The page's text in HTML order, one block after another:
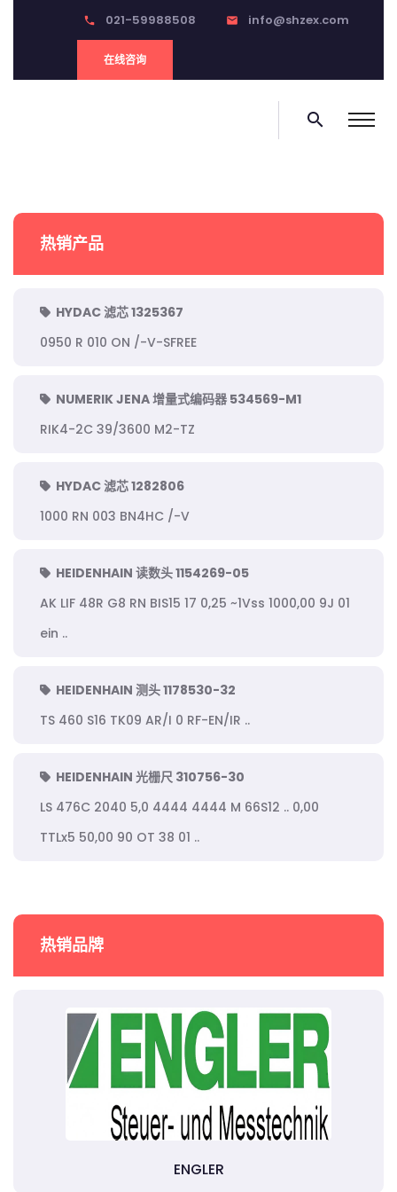
phone 021-59988508 email info@shzex.com
在线咨询
search
热销产品
HYDAC 滤芯 1325367
0950 R 010 ON /-V-SFREE
NUMERIK JENA 增量式编码器 534569-M1
RIK4-2C 39/3600 M2-TZ
HYDAC 滤芯 1282806
1000 RN 003 BN4HC /-V
HEIDENHAIN 读数头 1154269-05
AK LIF 48R G8 RN BIS15 17 0,25 ~1Vss 1000,00 9J 01
ein ..
HEIDENHAIN 测头 1178530-32
TS 460 S16 TK09 AR/I 0 RF-EN/IR ..
HEIDENHAIN 光栅尺 310756-30
LS 476C 2040 5,0 4444 4444 M 66S12 .. 0,00
TTLx5 50,00 90 OT 38 01 ..
热销品牌
ENGLER